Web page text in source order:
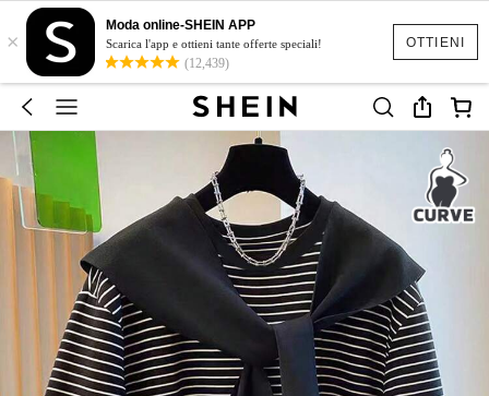
OTTIENI
×
Moda online-SHEIN APP
Scarica l'app e ottieni tante offerte speciali!
(12,439)